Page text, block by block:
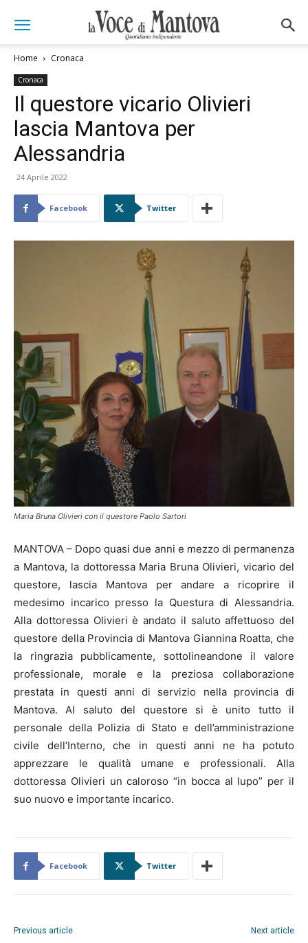
Home Cronaca
Cronaca
Il questore vicario Olivieri
lascia Mantova per
Alessandria
24 Aprile 2022
Facebook Twitter
Maria Bruna Olivieri con il questore Paolo Sartori
MANTOVA – Dopo quasi due anni e mezzo di permanenza
a Mantova, la dottoressa Maria Bruna Olivieri, vicario del
questore, lascia Mantova per andare a ricoprire il
medesimo incarico presso la Questura di Alessandria.
Alla dottoressa Olivieri è andato il saluto affettuoso del
questore della Provincia di Mantova Giannina Roatta, che
la ringrazia pubblicamente, sottolineandone il valore
professionale, morale e la preziosa collaborazione
prestata in questi anni di servizio nella provincia di
Mantova. Al saluto del questore si è unito tutto il
personale della Polizia di Stato e dell’amministrazione
civile dell’Interno, che in questi anni ne ha potuto
apprezzare le qualità umane e professionali. Alla
dottoressa Olivieri un caloroso “in bocca al lupo” per il
suo nuovo e importante incarico.
Facebook Twitter
Previous article Next article